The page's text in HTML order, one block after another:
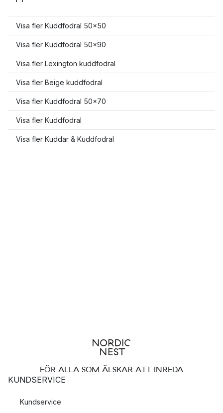
Visa fler Kuddfodral 50x50
Visa fler Kuddfodral 50x90
Visa fler Lexington kuddfodral
Visa fler Beige kuddfodral
Visa fler Kuddfodral 50x70
Visa fler Kuddfodral
Visa fler Kuddar & Kuddfodral
FÖR ALLA SOM ÄLSKAR ATT INREDA
KUNDSERVICE
Kundservice